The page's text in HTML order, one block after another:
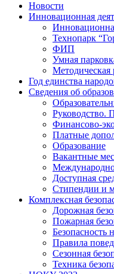
Новости
Инновационная
Технопарк
ФИП
Умная
Методическая
Год единства
Сведения об
Руководство.
Финансово-
Платные
Образование
Вакантные
Доступная
Стипендии и
Комплексная
Дорожная
Пожарная
Безопасность
Правила
Сезонная
Техника